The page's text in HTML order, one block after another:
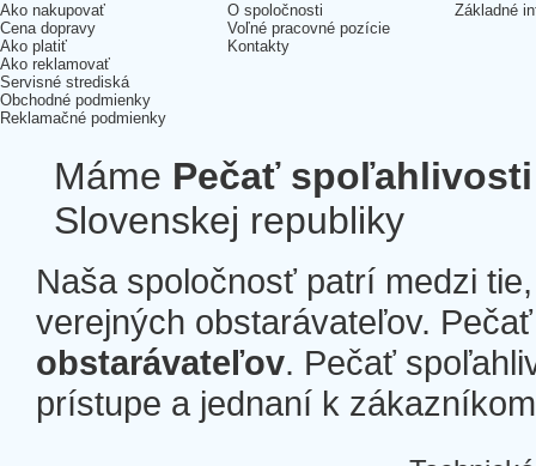
Ako nakupovať
Cena dopravy
Ako platiť
Ako reklamovať
Servisné strediská
Obchodné podmienky
Reklamačné podmienky
O spoločnosti
Voľné pracovné pozície
Kontakty
Základné
Máme Pečať spoľahlivosti
Slovenskej republiky
Naša spoločnosť patrí medzi
verejných obstarávateľov.
obstarávateľov. Pečať
prístupe a jednaní k